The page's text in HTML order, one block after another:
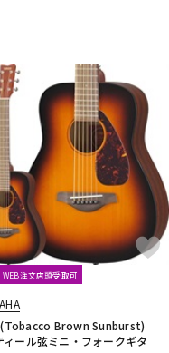
WEB注文店頭受取可
Brown Sunburst)
ィール弦ミニ・フォークギタ